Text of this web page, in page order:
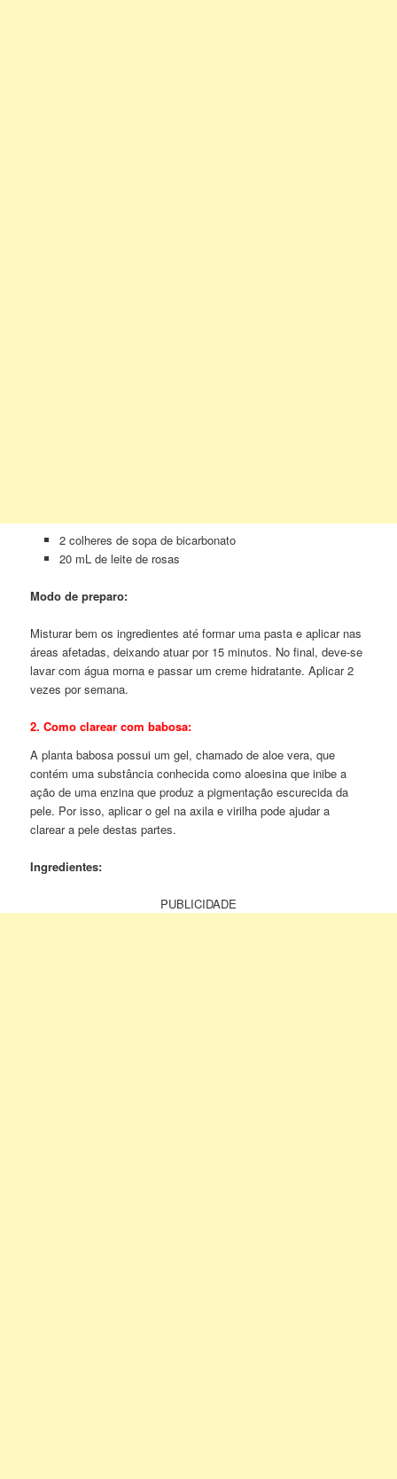
2 colheres de sopa de bicarbonato
20 mL de leite de rosas
Modo de preparo:
Misturar bem os ingredientes até formar uma pasta e aplicar nas
áreas afetadas, deixando atuar por 15 minutos. No final, deve-se
lavar com água morna e passar um creme hidratante. Aplicar 2
vezes por semana.
2. Como clarear com babosa:
A planta babosa possui um gel, chamado de aloe vera, que
contém uma substância conhecida como aloesina que inibe a
ação de uma enzina que produz a pigmentação escurecida da
pele. Por isso, aplicar o gel na axila e virilha pode ajudar a
clarear a pele destas partes.
Ingredientes:
PUBLICIDADE